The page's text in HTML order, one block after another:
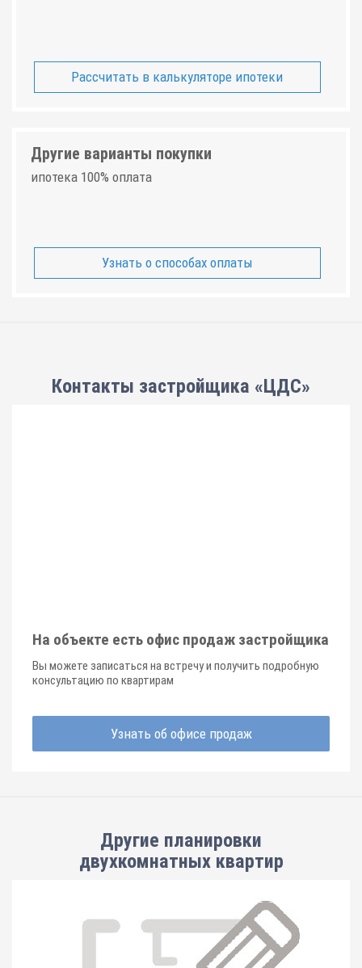
Рассчитать в калькуляторе ипотеки
Другие варианты покупки
ипотека 100% оплата
Узнать о способах оплаты
Контакты застройщика «ЦДС»
На объекте есть офис продаж застройщика
Вы можете записаться на встречу и получить подробную
консультацию по квартирам
Узнать об офисе продаж
Другие планировки
двухкомнатных квартир